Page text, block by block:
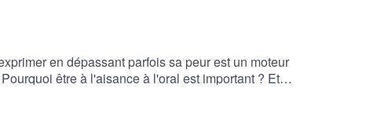
en dépassant parfois sa peur est un moteur
être à l'aisance à l'oral est important ? Et
🔔| 🌟 Si tu as aimé, laisse un
écoute :)